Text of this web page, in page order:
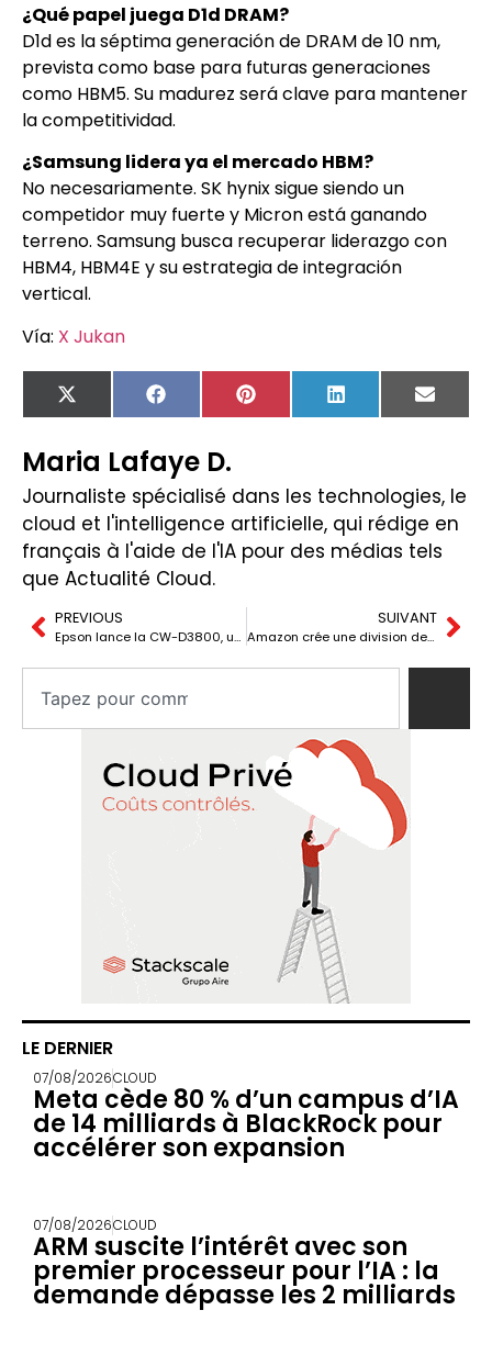
¿Qué papel juega D1d DRAM?
D1d es la séptima generación de DRAM de 10 nm,
prevista como base para futuras generaciones
como HBM5. Su madurez será clave para mantener
la competitividad.
¿Samsung lidera ya el mercado HBM?
No necesariamente. SK hynix sigue siendo un
competidor muy fuerte y Micron está ganando
terreno. Samsung busca recuperar liderazgo con
HBM4, HBM4E y su estrategia de integración
vertical.
Vía: X Jukan
X
(Twitter)
FacebookPinterest LinkedIn Email
Maria Lafaye D.
Journaliste spécialisé dans les technologies, le
cloud et l'intelligence artificielle, qui rédige en
français à l'aide de l'IA pour des médias tels
que Actualité Cloud.
PREVIOUS
Epson lance la CW-D3800, une imprimante compacte pour étiquettes couleur
SUIVANT
Amazon crée une division de 1 milliard de dollars pour déployer des ingénieurs en IA auprès de ses clients
LE DERNIER
07/08/2026CLOUD
Meta cède 80 % d’un campus d’IA
de 14 milliards à BlackRock pour
accélérer son expansion
07/08/2026CLOUD
ARM suscite l’intérêt avec son
premier processeur pour l’IA : la
demande dépasse les 2 milliards